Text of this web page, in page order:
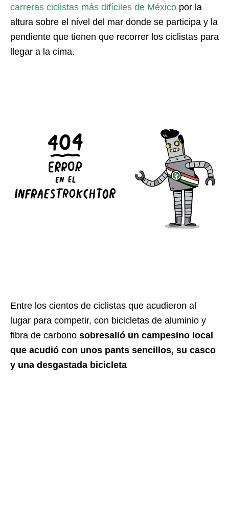
carreras ciclistas más difíciles de México por la
altura sobre el nivel del mar donde se participa y la
pendiente que tienen que recorrer los ciclistas para
llegar a la cima.
Entre los cientos de ciclistas que acudieron al
lugar para competir, con bicicletas de aluminio y
fibra de carbono sobresalió un campesino local
que acudió con unos pants sencillos, su casco
y una desgastada bicicleta